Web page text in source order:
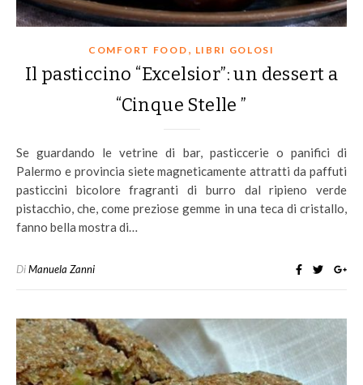
COMFORT FOOD , LIBRI GOLOSI
Il pasticcino “Excelsior”: un dessert a
“Cinque Stelle ”
Se guardando le vetrine di bar, pasticcerie o panifici di
Palermo e provincia siete magneticamente attratti da paffuti
pasticcini bicolore fragranti di burro dal ripieno verde
pistacchio, che, come preziose gemme in una teca di cristallo,
fanno bella mostra di…
DiManuela Zanni